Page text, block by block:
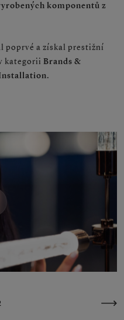
komponentů z
poprvé a získal prestižní
kategorii Brands &
.